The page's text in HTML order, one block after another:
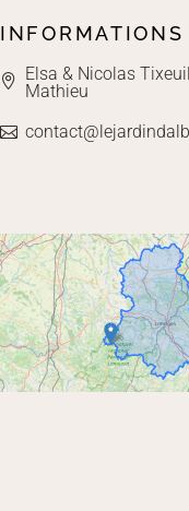
Elsa & Nicolas
Mathieu